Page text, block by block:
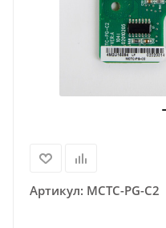
Артикул: MCTC-PG-C2